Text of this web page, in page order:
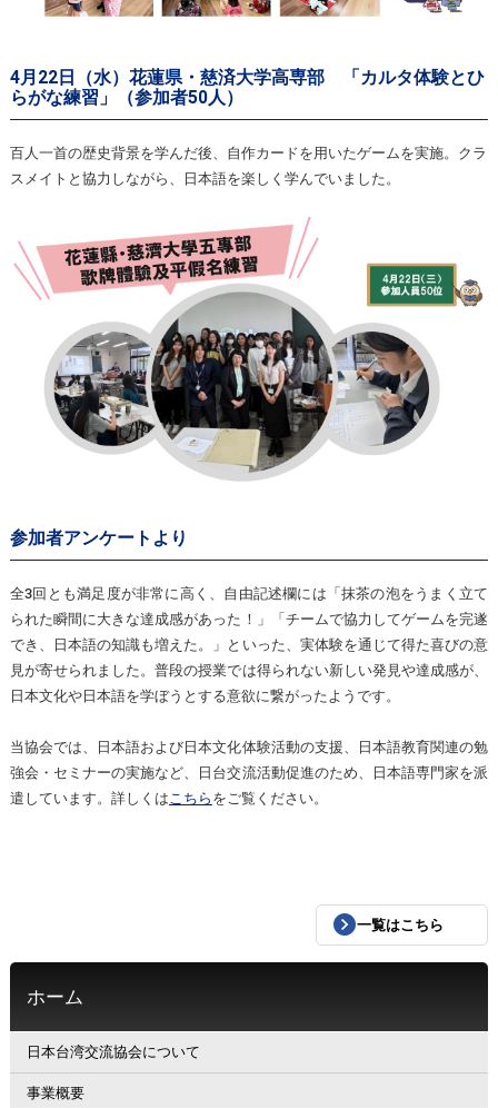
4月22日（水）花蓮県・慈済大学高専部 「カルタ体験とひ
らがな練習」（参加者50人）
百人一首の歴史背景を学んだ後、自作カードを用いたゲームを実施。クラ
スメイトと協力しながら、日本語を楽しく学んでいました。
参加者アンケートより
全3回とも満足度が非常に高く、自由記述欄には「抹茶の泡をうまく立て
られた瞬間に大きな達成感があった！」「チームで協力してゲームを完遂
でき、日本語の知識も増えた。」といった、実体験を通じて得た喜びの意
見が寄せられました。普段の授業では得られない新しい発見や達成感が、
日本文化や日本語を学ぼうとする意欲に繋がったようです。
当協会では、日本語および日本文化体験活動の支援、日本語教育関連の勉
強会・セミナーの実施など、日台交流活動促進のため、日本語専門家を派
遣しています。詳しくは こちら をご覧ください。
一覧はこちら
ホーム
日本台湾交流協会について
事業概要